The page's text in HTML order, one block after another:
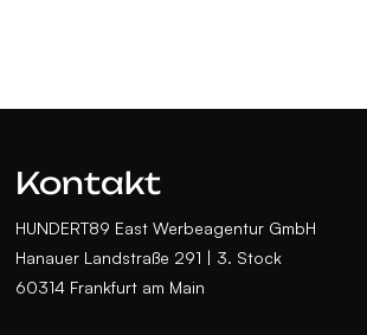
Kontakt
HUNDERT89 East Werbeagentur GmbH
Hanauer Landstraße 291 | 3. Stock
60314 Frankfurt am Main